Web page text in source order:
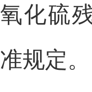
氧化硫
准规定。